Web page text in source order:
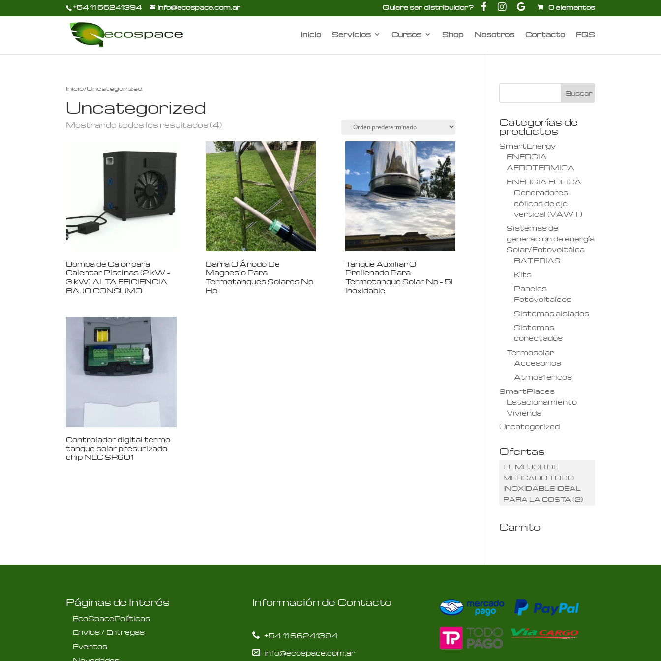
+54 11 66241394 info@ecospace.com.ar Quiere ser distribuidor?
c
o
s
g
m
o
l
e
0 elementos
Inicio Servicios Cursos Shop Nosotros Contacto FQS
Inicio/ Uncategorized
Uncategorized
Mostrando todos los resultados (4)
Bomba de Calor para
Calentar Piscinas (2 kW –
3 kW) ALTA EFICIENCIA
BAJO CONSUMO
Barra O Ánodo De
Magnesio Para
Termotanques Solares Np
Hp
Tanque Auxiliar O
Prellenado Para
Termotanque Solar Np – 5l
Inoxidable
Controlador digital termo
tanque solar presurizado
chip NEC SR601
Categorías de
productos
SmartEnergy
ENERGIA
AEROTERMICA
ENERGIA EOLICA
Generadores
eólicos de eje
vertical (VAWT)
Sistemas de
generacion de energía
Solar/Fotovoltáica
BATERIAS
Kits
Paneles
Fotovoltaicos
Sistemas aislados
Sistemas
conectados
Termosolar
Accesorios
Atmosfericos
SmartPlaces
Estacionamiento
Vivienda
Uncategorized
Ofertas
EL MEJOR DE
MERCADO TODO
INOXIDABLE IDEAL
PARA LA COSTA (2)
Carrito
Páginas de Interés
EcoSpacePolíticas
Envios / Entregas
Eventos
Información de Contacto
+54 11 66241394
info@ecospace.com.ar